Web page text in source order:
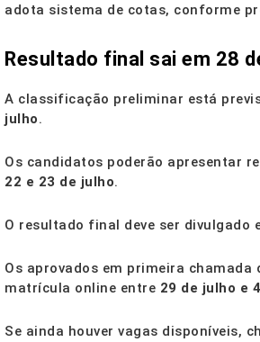
adota sistema de cotas, conforme
Resultado final sai em 28
A classificação preliminar está
julho.
Os candidatos poderão apresentar
22 e 23 de julho.
O resultado final deve ser divulgado
Os aprovados em primeira chamada
matrícula online entre 29 de julho e
Se ainda houver vagas disponíveis,